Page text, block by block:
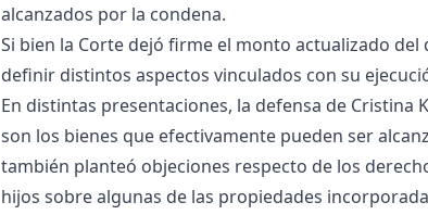
alcanzados por la condena.
Si bien la Corte dejó firme el monto actualizado del
definir distintos aspectos vinculados con su
En distintas presentaciones, la defensa de Cristina
son los bienes que efectivamente pueden ser
también planteó objeciones respecto de los
hijos sobre algunas de las propiedades